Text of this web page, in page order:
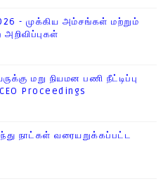
- முக்கிய அம்சங்கள் மற்றும்
மறு நியமன பணி நீட்டிப்பு
Proceedings
நாட்கள் வரையறுக்கப்பட்ட